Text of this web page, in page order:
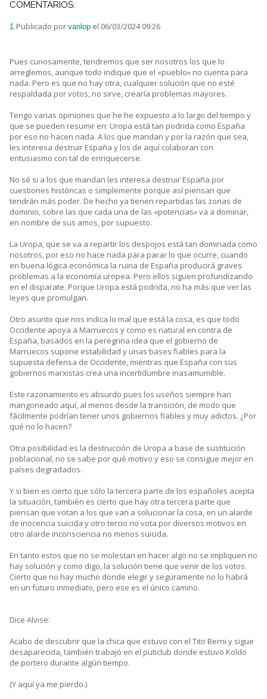
COMENTARIOS:
1. Publicado por vanlop el 06/03/2024 09:26
Pues curiosamente, tendremos que ser nosotros los que lo
arreglemos, aunque todo indique que el «pueblo» no cuenta para
nada. Pero es que no hay otra, cualquier solución que no esté
respaldada por votos, no sirve, crearía problemas mayores.
Tengo varias opiniones que he he expuesto a lo largo del tiempo y
que se pueden resumir en: Uropa está tan podrida como España
por eso no hacen nada. A los que mandan y por la razón que sea,
les interesa destruir España y los de aquí colaboran con
entusiasmo con tal de enriquecerse.
No sé si a los que mandan les interesa destruir España por
cuestiones históricas o simplemente porque así piensan que
tendrán más poder. De hecho ya tienen repartidas las zonas de
dominio, sobre las que cada una de las «potencias» va a dominar,
en nombre de sus amos, por supuesto.
La Uropa, que se va a repartir los despojos está tan dominada como
nosotros, por eso no hace nada para parar lo que ocurre, cuando
en buena lógica económica la ruina de España producirá graves
problemas a la economía uropea. Pero ellos siguen profundizando
en el disparate. Porque Uropa está podrida, no ha más que ver las
leyes que promulgan.
Otro asunto que nos indica lo mal que está la cosa, es que todo
Occidente apoya a Marruecos y como es natural en contra de
España, basados en la peregrina idea que el gobierno de
Marruecos supone estabilidad y unas bases fiables para la
supuesta defensa de Occidente, mientras que España con sus
gobiernos marxistas crea una incertidumbre inasamumible.
Este razonamiento es absurdo pues los useños siempre han
mangoneado aquí, al menos desde la transición, de modo que
fácilmente podrían tener unos gobiernos fiables y muy adictos. ¿Por
qué no lo hacen?
Otra posibilidad es la destrucción de Uropa a base de sustitución
poblacional, no se sabe por qué motivo y eso se consigue mejor en
países degradados.
Y si bien es cierto que sólo la tercera parte de los españoles acepta
la situación, también es cierto que hay otra tercera parte que
piensan que votan a los que van a solucionar la cosa, en un alarde
de inocencia suicida y otro tercio no vota por diversos motivos en
otro alarde inconsciencia no menos suicida.
En tanto estos que no se molestan en hacer algo no se impliquen no
hay solución y como digo, la solución tiene que venir de los votos.
Cierto que no hay mucho donde elegir y seguramente no lo habrá
en un futuro inmediato, pero ese es el único camino.
Dice Alvise:
Acabo de descubrir que la chica que estuvo con el Tito Berni y sigue
desaparecida, también trabajó en el puticlub donde estuvo Koldo
de portero durante algún tiempo.
(Y aquí ya me pierdo.)